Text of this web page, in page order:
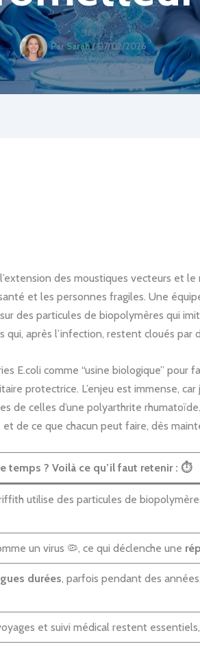
ParSarah/07/02/2026
l’extension des moustiques vecteurs
et les personnes fragiles. Une
des particules de biopolymères qui
après l’infection, restent cloués par
E.coli comme “usine biologique” pour
protectrice. L’enjeu est immense, car
de celles d’une polyarthrite
de ce que chacun peut faire, dès
temps ? Voilà ce qu’il faut retenir : ⏱️
utilise des particules de
un virus 🦠, ce qui déclenche une
durées, parfois pendant des
et suivi médical restent essentiels,